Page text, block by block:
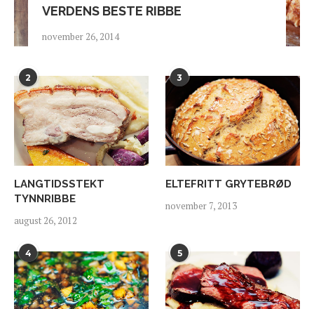
VERDENS BESTE RIBBE
november 26, 2014
2
LANGTIDSSTEKT
TYNNRIBBE
august 26, 2012
3
ELTEFRITT GRYTEBRØD
november 7, 2013
4 5